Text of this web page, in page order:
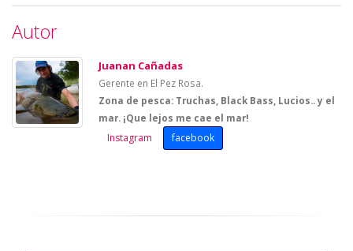
Autor
Juanan Cañadas
Gerente en El Pez Rosa.
Zona de pesca: Truchas, Black Bass, Lucios.. y el
mar. ¡Que lejos me cae el mar!
Instagram facebook